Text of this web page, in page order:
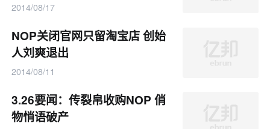
2014/08/17
NOP关闭官网只留淘宝店 创始
人刘爽退出
2014/08/11
3.26要闻：传裂帛收购NOP 俏
物悄语破产